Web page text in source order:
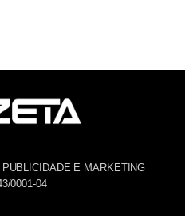
E MARKETING
0001-04